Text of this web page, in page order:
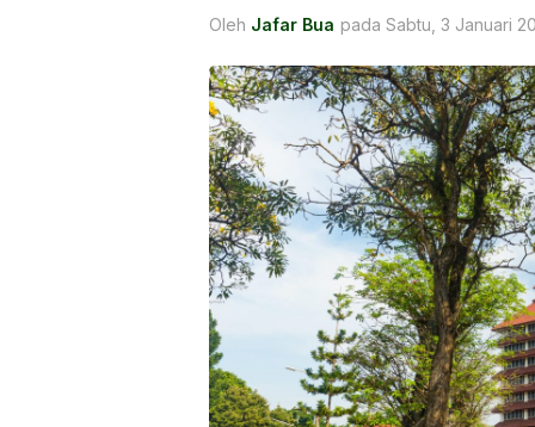
Oleh Jafar Bua pada Sabtu, 3 Januari